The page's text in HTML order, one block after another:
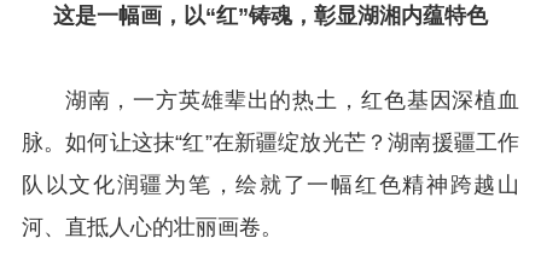
这是一幅画， 以“红”铸魂，彰显湖湘内蕴特色
湖南，一方英雄辈出的热土，红色基因深植血
脉。如何让这抹“红”在新疆绽放光芒？湖南援疆工作
队以文化润疆为笔，绘就了一幅红色精神跨越山
河、直抵人心的壮丽画卷。